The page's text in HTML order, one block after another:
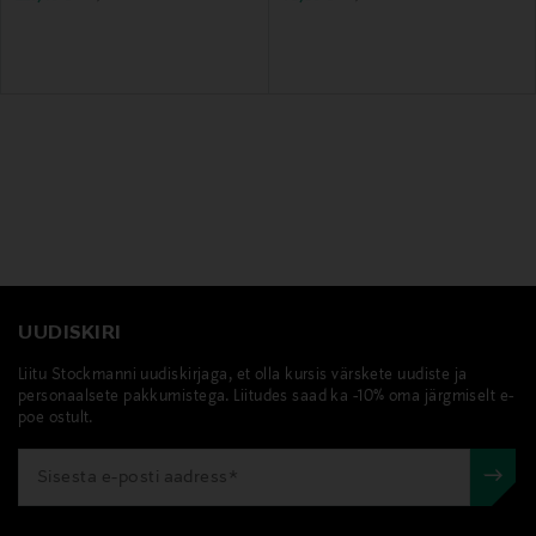
UUDISKIRI
Liitu Stockmanni uudiskirjaga, et olla kursis värskete uudiste ja
personaalsete pakkumistega. Liitudes saad ka -10% oma järgmiselt e-
poe ostult.